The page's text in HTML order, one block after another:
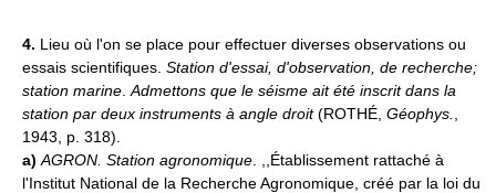
4. Lieu où l'on se place pour effectuer diverses observations ou
essais scientifiques. Station d'essai, d'observation, de recherche;
station marine Admettons que le séisme ait été inscrit dans la
station par deux instruments à angle droit(ROTHÉ, Géophys.
1943, p. 318).
a) AGRON. Station agronomique . ,,Établissement rattaché à
l'Institut National de la Recherche Agronomique, créé par la loi du